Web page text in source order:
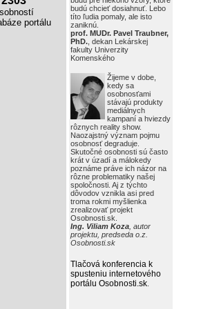
budú chcieť dosiahnuť. Lebo
títo ľudia pomaly, ale isto
zaniknú.
prof. MUDr. Pavel Traubner,
PhD. , dekan Lekárskej
fakulty Univerzity
Komenského
Žijeme v dobe,
kedy sa
osobnosťami
stávajú produkty
mediálnych
kampaní a hviezdy
rôznych reality show.
Naozajstný význam pojmu
osobnosť degraduje.
Skutočné osobnosti sú často
krát v úzadí a málokedy
poznáme práve ich názor na
rôzne problematiky našej
spoločnosti. Aj z týchto
dôvodov vznikla asi pred
troma rokmi myšlienka
zrealizovať projekt
Osobnosti.sk.
Ing. Viliam Koza , autor
projektu, predseda o.z.
Osobnosti.sk
Tlačová konferencia k
spusteniu internetového
portálu Osobnosti.sk
portálu